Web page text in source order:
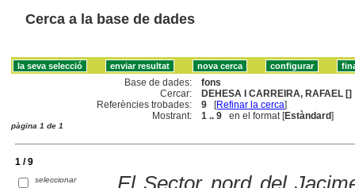
Cerca a la base de dades
Base de dades:
fons
Cercar:
DEHESA I CARREIRA, RAFAEL []
Referències trobades:
9 [Refinar la cerca]
Mostrant:
1 .. 9 en el format [Estàndard]
pàgina 1 de 1
1 / 9
seleccionar
El Sector nord del